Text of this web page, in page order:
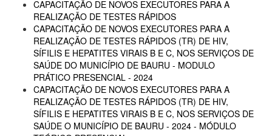
CAPACITAÇÃO DE NOVOS EXECUTORES PARA A
REALIZAÇÃO DE TESTES RÁPIDOS
CAPACITAÇÃO DE NOVOS EXECUTORES PARA A
REALIZAÇÃO DE TESTES RÁPIDOS (TR) DE HIV,
SÍFILIS E HEPATITES VIRAIS B E C, NOS SERVIÇOS DE
SAÚDE DO MUNICÍPIO DE BAURU - MODULO
PRÁTICO PRESENCIAL - 2024
CAPACITAÇÃO DE NOVOS EXECUTORES PARA A
REALIZAÇÃO DE TESTES RÁPIDOS (TR) DE HIV,
SÍFILIS E HEPATITES VIRAIS B E C, NOS SERVIÇOS DE
SAÚDE O MUNICÍPIO DE BAURU - 2024 - MÓDULO